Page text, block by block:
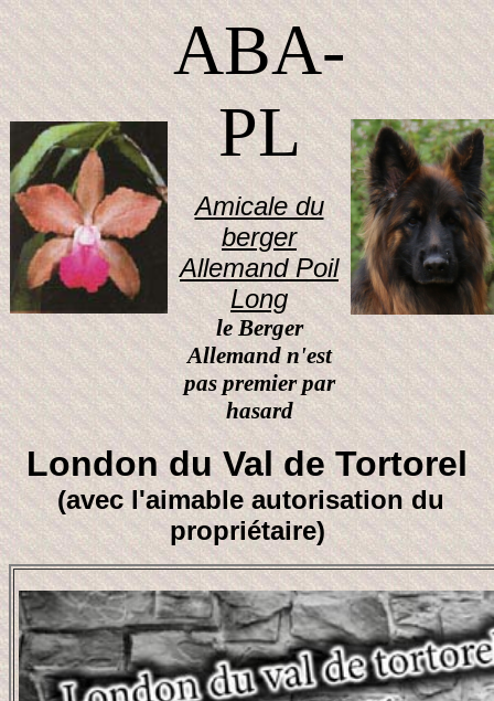
ABA-
PL
Amicale du
berger
Allemand Poil
Long
le Berger
Allemand n'est
pas premier par
hasard
London du Val de Tortorel
(avec l'aimable autorisation du
propriétaire)